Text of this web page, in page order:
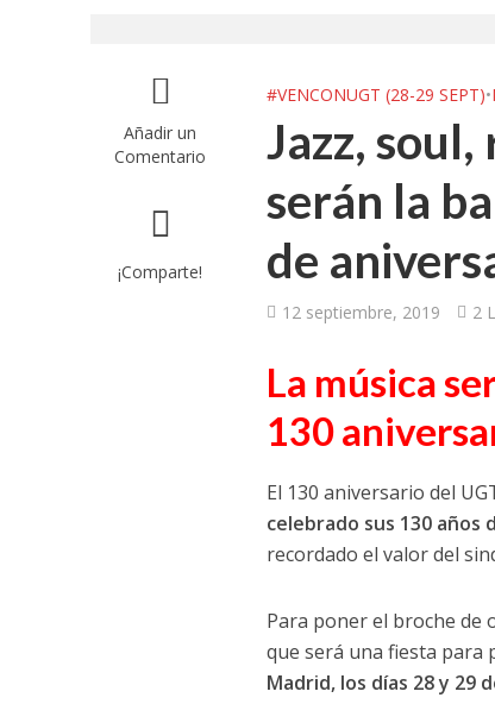
Añadir un
Comentario
¡Comparte!
#VENCONUGT (28-29 SEPT)•
Jazz,
serán la
de
12 septiembre, 2019 2
La música
130
El 130 aniversario del
celebrado sus 130 años
recordado el valor del
Para poner el broche de
que será una fiesta para
Madrid, los días 28 y 29